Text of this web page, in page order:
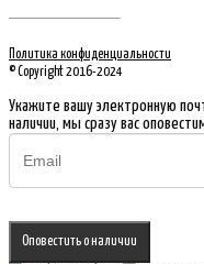
Политика конфиденциальности
© Copyright 2016-2024
Укажите вашу электронную
наличии, мы сразу вас
Оповестить о наличии